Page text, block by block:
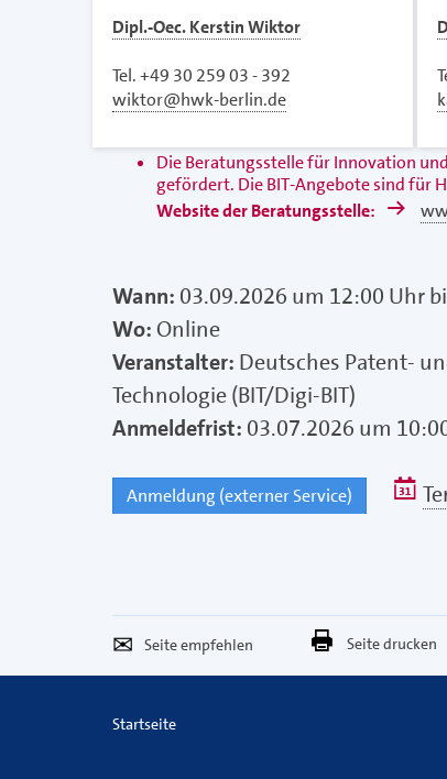
Dipl.-Oec. Kerstin Wiktor
Tel. +49 30 259 03 - 392
wiktor@hwk-berlin.de
Die Beratungsstelle für Innovation
gefördert. Die BIT-Angebote sind für
Website der Beratungsstelle:
Wann: 03.09.2026 um 12:00 Uhr
Wo: Online
Veranstalter: Deutsches Patent-
Technologie (BIT/Digi-BIT)
Anmeldefrist: 03.07.2026 um
Anmeldung (externer Service)
Seite
empfehlen
Per
E-
Mail
Seite drucken
Startseite